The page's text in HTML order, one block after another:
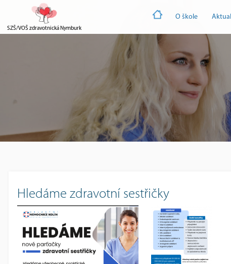
SZŠ/VOŠ zdravotnická Nymburk
O škole
Hledáme zdravotní sestřičky